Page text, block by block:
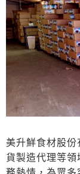
美升鮮食材股
貨製造代理等